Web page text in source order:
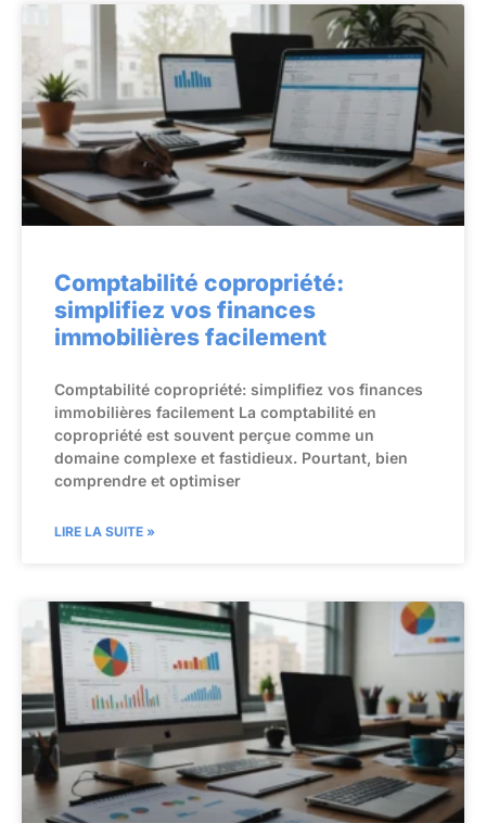
Comptabilité copropriété:
simplifiez vos finances
immobilières facilement
Comptabilité copropriété: simplifiez vos finances
immobilières facilement La comptabilité en
copropriété est souvent perçue comme un
domaine complexe et fastidieux. Pourtant, bien
comprendre et optimiser
LIRE LA SUITE »